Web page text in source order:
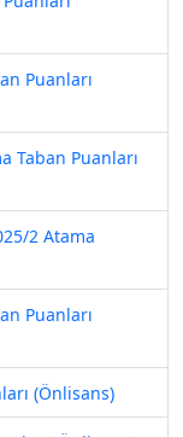
Puanları
Taban Puanları
2 Atama
Puanları
(Önlisans)